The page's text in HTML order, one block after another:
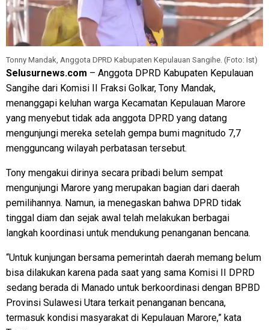
Tonny Mandak, Anggota DPRD Kabupaten Kepulauan Sangihe. (Foto: Ist)
Selusurnews.com – Anggota DPRD Kabupaten Kepulauan
Sangihe dari Komisi II Fraksi Golkar, Tony Mandak,
menanggapi keluhan warga Kecamatan Kepulauan Marore
yang menyebut tidak ada anggota DPRD yang datang
mengunjungi mereka setelah gempa bumi magnitudo 7,7
mengguncang wilayah perbatasan tersebut.
Tony mengakui dirinya secara pribadi belum sempat
mengunjungi Marore yang merupakan bagian dari daerah
pemilihannya. Namun, ia menegaskan bahwa DPRD tidak
tinggal diam dan sejak awal telah melakukan berbagai
langkah koordinasi untuk mendukung penanganan bencana.
“Untuk kunjungan bersama pemerintah daerah memang belum
bisa dilakukan karena pada saat yang sama Komisi II DPRD
sedang berada di Manado untuk berkoordinasi dengan BPBD
Provinsi Sulawesi Utara terkait penanganan bencana,
termasuk kondisi masyarakat di Kepulauan Marore,” kata